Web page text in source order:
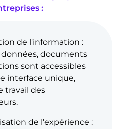
:
de l'information :
documents
sont accessibles
interface unique,
travail des
de l'expérience :